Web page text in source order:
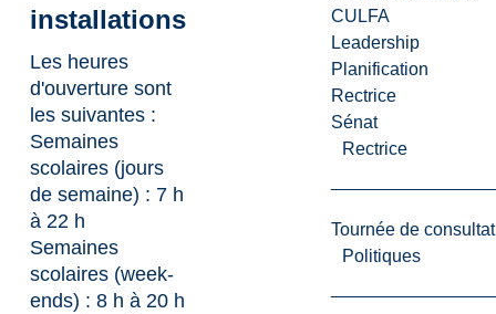
CULFA
Leadership
Planification
Rectrice
Sénat
Rectrice
Tournée de
Politiques
installations
Les heures
d'ouverture sont
les suivantes :
Semaines
scolaires (jours
de semaine) : 7 h
à 22 h
Semaines
scolaires (week-
ends) : 8 h à 20 h